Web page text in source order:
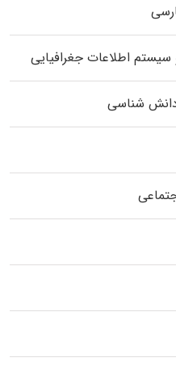
اطلاعات جغرافیایی
دانش شناسی